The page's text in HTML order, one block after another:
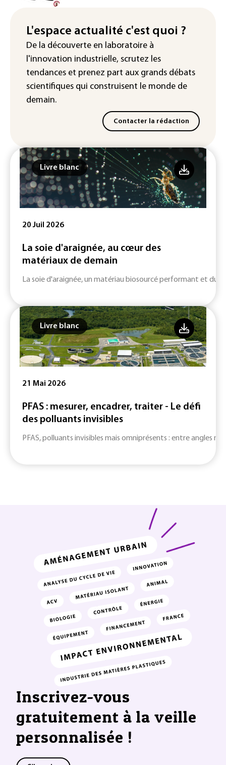
streamers jugés pour des violences et
IA : Mythos 5 d'Anthropic crée de
fausses identités lors d'un test au
Royaume-Uni
L'espace actualité c'est quoi ?
De la découverte en laboratoire à
l'innovation industrielle, scrutez les
tendances et prenez part aux grands débats
scientifiques qui construisent le monde de
demain.
Contacter la rédaction
Livre blanc
20 Juil 2026
La soie d'araignée, au cœur des
matériaux de demain
La soie d'araignée, un matériau biosourcé performant et
Livre blanc
21 Mai 2026
PFAS : mesurer, encadrer, traiter - Le défi
des polluants invisibles
PFAS, polluants invisibles mais omniprésents : entre angles
Inscrivez-vous
gratuitement à la veille
personnalisée !